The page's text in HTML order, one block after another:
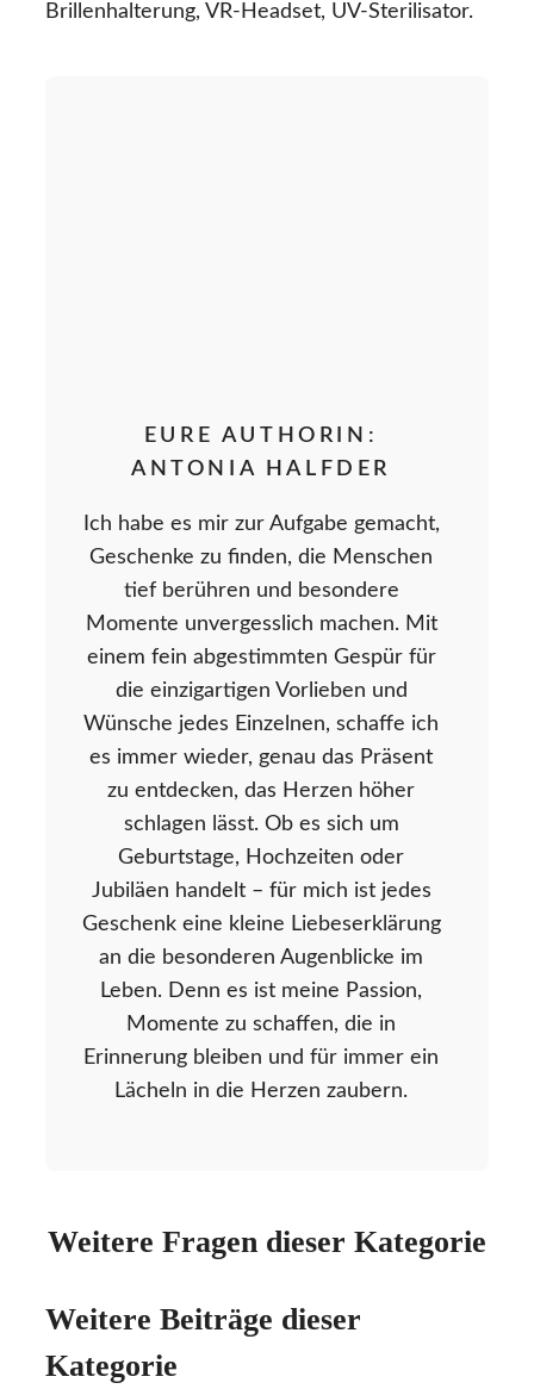
Brillenhalterung, VR-Headset, UV-Sterilisator.
EURE AUTHORIN:
ANTONIA HALFDER
Ich habe es mir zur Aufgabe gemacht,
Geschenke zu finden, die Menschen
tief berühren und besondere
Momente unvergesslich machen. Mit
einem fein abgestimmten Gespür für
die einzigartigen Vorlieben und
Wünsche jedes Einzelnen, schaffe ich
es immer wieder, genau das Präsent
zu entdecken, das Herzen höher
schlagen lässt. Ob es sich um
Geburtstage, Hochzeiten oder
Jubiläen handelt – für mich ist jedes
Geschenk eine kleine Liebeserklärung
an die besonderen Augenblicke im
Leben. Denn es ist meine Passion,
Momente zu schaffen, die in
Erinnerung bleiben und für immer ein
Lächeln in die Herzen zaubern.
Weitere Fragen dieser Kategorie
Weitere Beiträge dieser
Kategorie